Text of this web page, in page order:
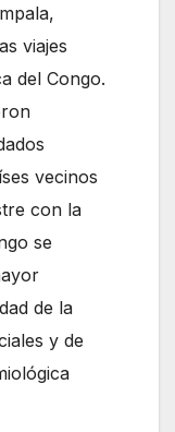
viajes
del Congo.
vecinos
con la
se
de la
y de